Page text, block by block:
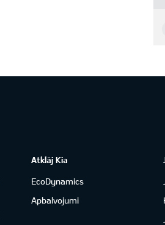
Atklāj Kia
EcoDynamics
Apbalvojumi